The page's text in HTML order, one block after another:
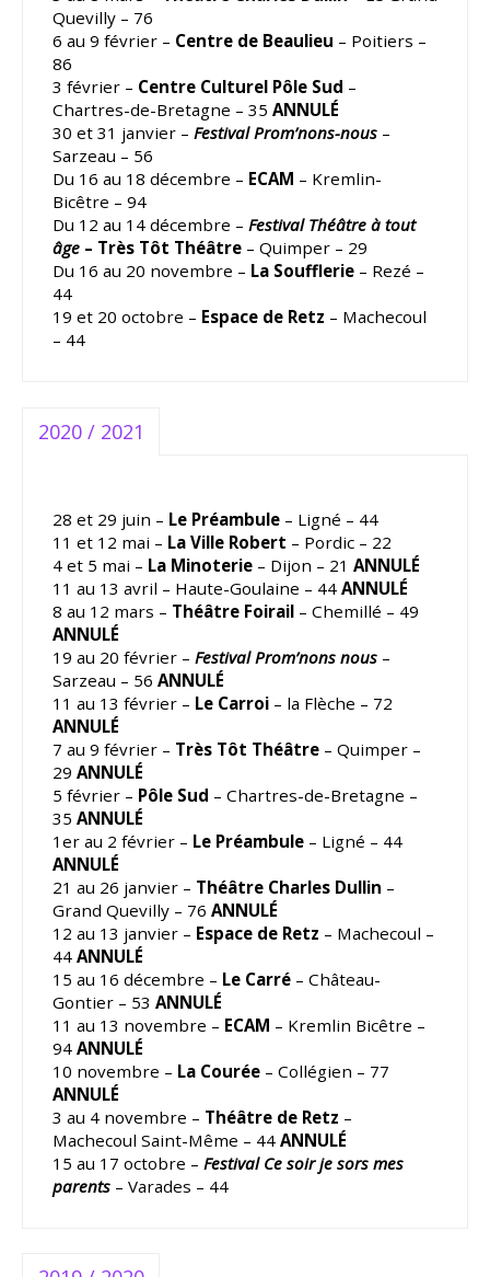
Quevilly – 76
6 au 9 février – Centre de Beaulieu – Poitiers –
86
3 février – Centre Culturel Pôle Sud –
Chartres-de-Bretagne – 35 ANNULÉ
30 et 31 janvier – Festival Prom’nons-nous –
Sarzeau – 56
Du 16 au 18 décembre – ECAM – Kremlin-
Bicêtre – 94
Du 12 au 14 décembre – Festival Théâtre à tout
âge – Très Tôt Théâtre – Quimper – 29
Du 16 au 20 novembre – La Soufflerie – Rezé –
44
19 et 20 octobre – Espace de Retz – Machecoul
– 44
2020 / 2021
28 et 29 juin – Le Préambule – Ligné – 44
11 et 12 mai – La Ville Robert – Pordic – 22
4 et 5 mai – La Minoterie – Dijon – 21 ANNULÉ
11 au 13 avril – Haute-Goulaine – 44 ANNULÉ
8 au 12 mars – Théâtre Foirail – Chemillé – 49
ANNULÉ
19 au 20 février – Festival Prom’nons nous –
Sarzeau – 56 ANNULÉ
11 au 13 février – Le Carroi – la Flèche – 72
ANNULÉ
7 au 9 février – Très Tôt Théâtre – Quimper –
29 ANNULÉ
5 février – Pôle Sud – Chartres-de-Bretagne –
35 ANNULÉ
1er au 2 février – Le Préambule – Ligné – 44
ANNULÉ
21 au 26 janvier – Théâtre Charles Dullin –
Grand Quevilly – 76 ANNULÉ
12 au 13 janvier – Espace de Retz – Machecoul –
44 ANNULÉ
15 au 16 décembre – Le Carré – Château-
Gontier – 53 ANNULÉ
11 au 13 novembre – ECAM – Kremlin Bicêtre –
94 ANNULÉ
10 novembre – La Courée – Collégien – 77
ANNULÉ
3 au 4 novembre – Théâtre de Retz –
Machecoul Saint-Même – 44 ANNULÉ
15 au 17 octobre – Festival Ce soir je sors mes
parents – Varades – 44